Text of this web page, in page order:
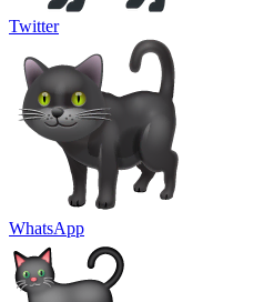
Twitter
WhatsApp